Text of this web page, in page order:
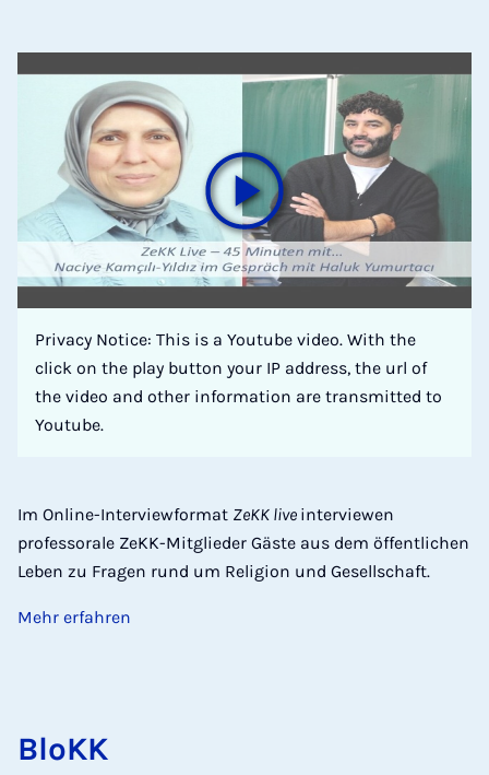
Privacy Notice: This is a Youtube video. With the
click on the play button your IP address, the url of
the video and other information are transmitted to
Youtube.
Im Online-Interviewformat ZeKK live interviewen
professorale ZeKK-Mitglieder Gäste aus dem öffentlichen
Leben zu Fragen rund um Religion und Gesellschaft.
Mehr erfahren
BloKK